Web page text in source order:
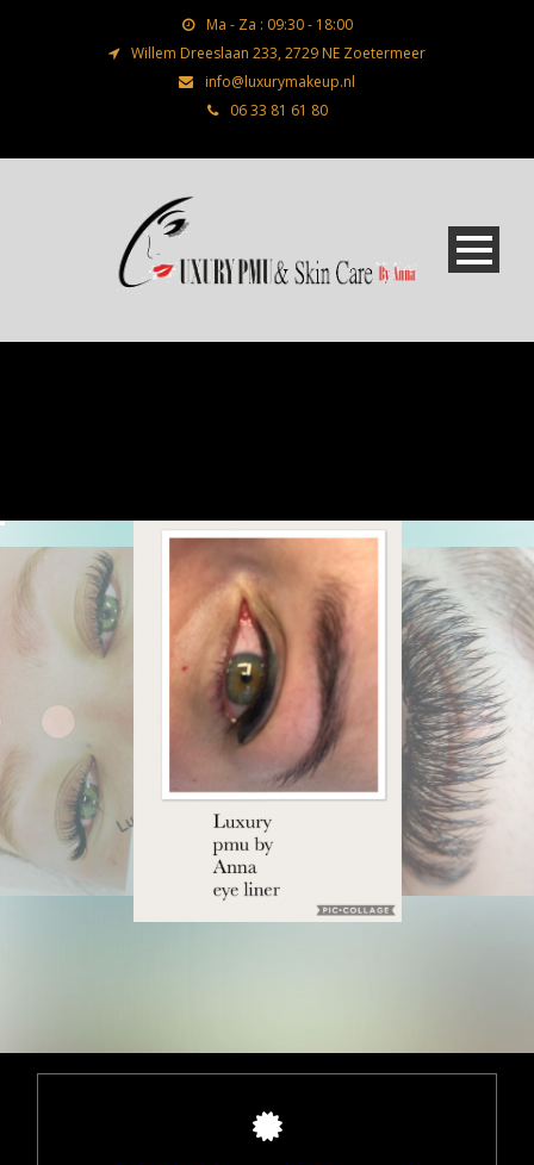
Ma - Za : 09:30 - 18:00
Willem Dreeslaan 233, 2729 NE Zoetermeer
info@luxurymakeup.nl
06 33 81 61 80